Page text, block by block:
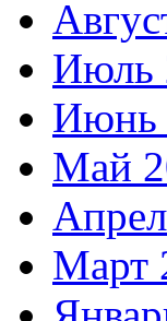
Июль
Июнь
Май
Март